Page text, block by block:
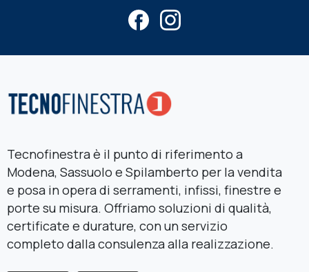
Tecnofinestra è il punto di riferimento a
Modena, Sassuolo e Spilamberto per la vendita
e posa in opera di serramenti, infissi, finestre e
porte su misura. Offriamo soluzioni di qualità,
certificate e durature, con un servizio
completo dalla consulenza alla realizzazione.